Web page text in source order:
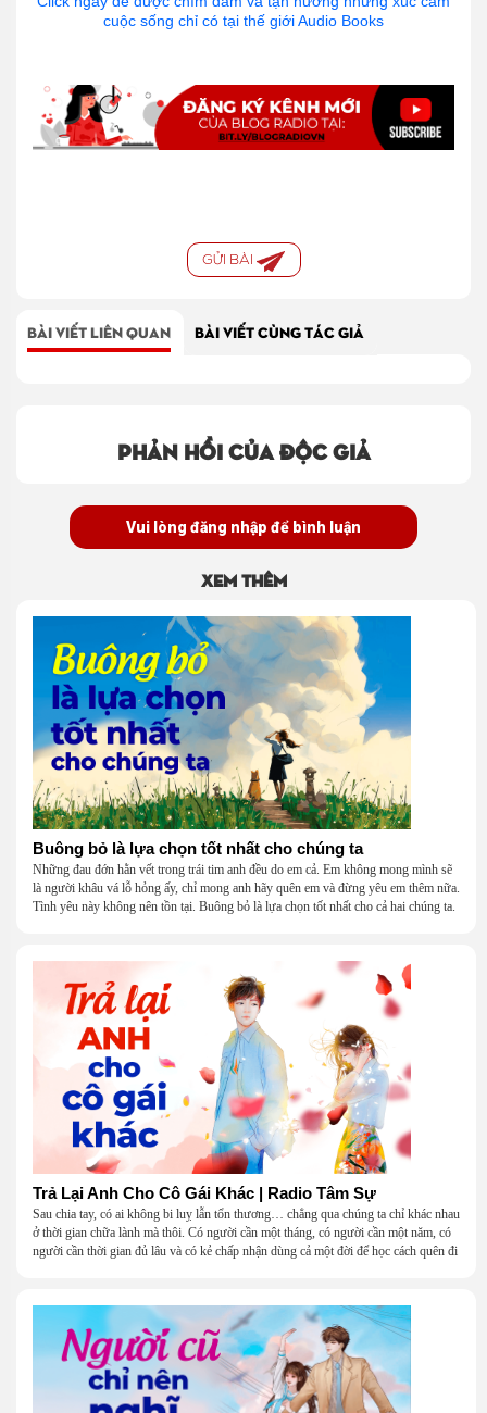
cuộc sống chỉ có tại thế giới Audio Books
GỬI BÀI
BÀI VIẾT LIÊN QUAN BÀI VIẾT CÙNG TÁC GIẢ
Phản hồi của độc giả
Vui lòng đăng nhập để bình luận
Xem thêm
Buông bỏ là lựa chọn tốt nhất cho chúng ta
Những đau đớn hằn vết trong trái tim anh đều do em cả. Em không mong mình sẽ
là người khâu vá lỗ hỏng ấy, chỉ mong anh hãy quên em và đừng yêu em thêm nữa.
Tình yêu này không nên tồn tại. Buông bỏ là lựa chọn tốt nhất cho cả hai chúng ta.
Trả Lại Anh Cho Cô Gái Khác | Radio Tâm Sự
Sau chia tay, có ai không bi luỵ lẫn tổn thương… chẳng qua chúng ta chỉ khác nhau
ở thời gian chữa lành mà thôi. Có người cần một tháng, có người cần một năm, có
người cần thời gian đủ lâu và có kẻ chấp nhận dùng cả một đời để học cách quên đi